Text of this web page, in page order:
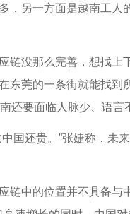
另一方面是越南工人
没那么完善，想找上
东莞的一条街就能找到
还要面临人脉少、语言
还贵。”张婕称，未
中的位置并不具备与